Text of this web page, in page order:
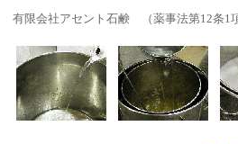
有限会社アセント石鹸 （薬事法第12条1